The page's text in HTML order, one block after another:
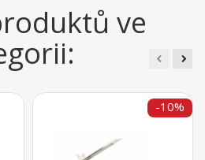
ve
-10%